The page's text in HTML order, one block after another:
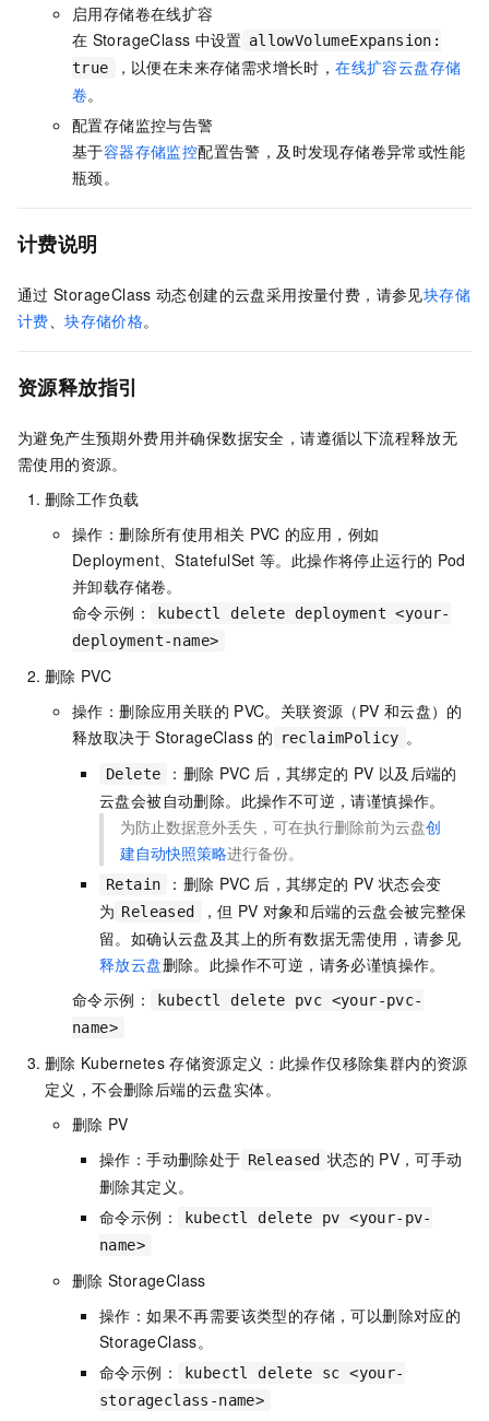
启用存储卷在线扩容
在 StorageClass 中设置 allowVolumeExpansion:
true
，以便在未来存储需求增长时，在线扩容云盘存储
卷。
配置存储监控与告警
基于容器存储监控配置告警，及时发现存储卷异常或性能
瓶颈。
计费说明
通过 StorageClass 动态创建的云盘采用按量付费，请参见块存储
计费 、块存储价格。
资源释放指引
为避免产生预期外费用并确保数据安全，请遵循以下流程释放无
需使用的资源。
删除工作负载
操作：删除所有使用相关 PVC 的应用，例如
Deployment、StatefulSet 等。此操作将停止运行的 Pod
并卸载存储卷。
命令示例：
kubectl delete deployment <your-
deployment-name>
删除 PVC
操作：删除应用关联的 PVC。关联资源（PV 和云盘）的
释放取决于 StorageClass 的 reclaimPolicy 。
Delete ：删除 PVC 后，其绑定的 PV 以及后端的
云盘会被自动删除。此操作不可逆，请谨慎操作。
为防止数据意外丢失，可在执行删除前为云盘创
建自动快照策略进行备份。
Retain ：删除 PVC 后，其绑定的 PV 状态会变
为 Released ，但 PV 对象和后端的云盘会被完整保
留。如确认云盘及其上的所有数据无需使用，请参见
释放云盘删除。此操作不可逆，请务必谨慎操作。
命令示例：
kubectl delete pvc <your-pvc-
name>
删除 Kubernetes 存储资源定义：此操作仅移除集群内的资源
定义，不会删除后端的云盘实体。
删除 PV
操作：手动删除处于 Released 状态的 PV，可手动
删除其定义。
命令示例：
kubectl delete pv <your-pv-
name>
删除 StorageClass
操作：如果不再需要该类型的存储，可以删除对应的
StorageClass。
命令示例：
kubectl delete sc <your-
storageclass-name>